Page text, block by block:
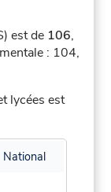
est de 106,
: 104,
lycées est
National